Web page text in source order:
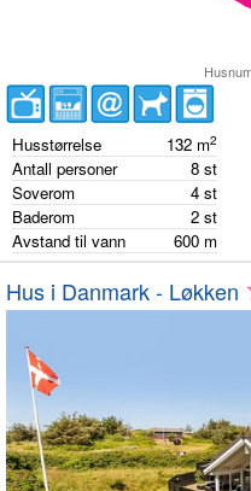
Husstørrelse 132 m2
Antall personer 8 st
Soverom
4 st
Baderom
2 st
Avstand til vann
600 m
Hus i Danmark - Løkken